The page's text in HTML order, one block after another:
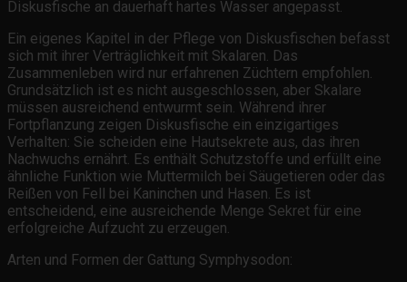
Diskusfische an dauerhaft hartes Wasser angepasst.
Ein eigenes Kapitel in der Pflege von Diskusfischen befasst
sich mit ihrer Verträglichkeit mit Skalaren. Das
Zusammenleben wird nur erfahrenen Züchtern empfohlen.
Grundsätzlich ist es nicht ausgeschlossen, aber Skalare
müssen ausreichend entwurmt sein. Während ihrer
Fortpflanzung zeigen Diskusfische ein einzigartiges
Verhalten: Sie scheiden eine Hautsekrete aus, das ihren
Nachwuchs ernährt. Es enthält Schutzstoffe und erfüllt eine
ähnliche Funktion wie Muttermilch bei Säugetieren oder das
Reißen von Fell bei Kaninchen und Hasen. Es ist
entscheidend, eine ausreichende Menge Sekret für eine
erfolgreiche Aufzucht zu erzeugen.
Arten und Formen der Gattung Symphysodon: